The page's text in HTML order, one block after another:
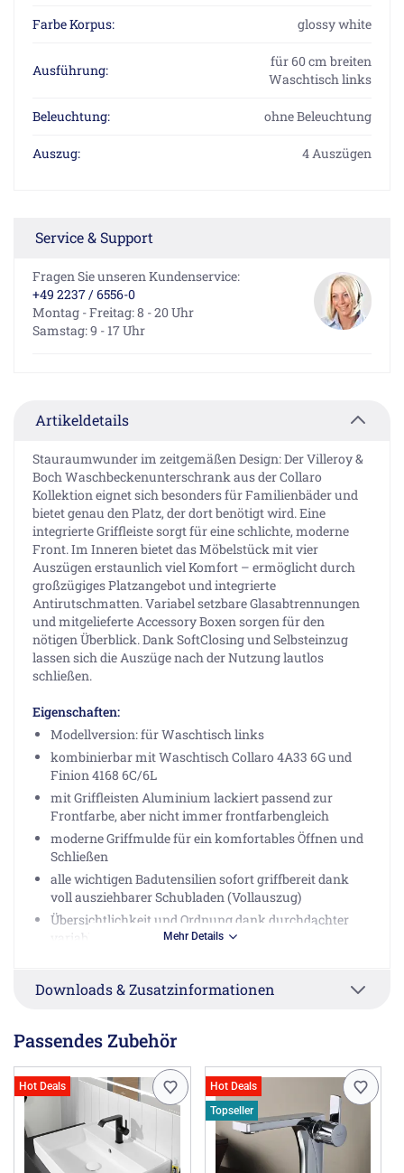
Farbe Korpus: glossy white
Ausführung:
für 60 cm breiten
Waschtisch links
Beleuchtung: ohne Beleuchtung
Auszug: 4 Auszügen
Service & Support
Fragen Sie unseren Kundenservice:
+49 2237 / 6556-0
Montag - Freitag: 8 - 20 Uhr
Samstag: 9 - 17 Uhr
Artikeldetails
Stauraumwunder im zeitgemäßen Design: Der Villeroy &
Boch Waschbeckenunterschrank aus der Collaro
Kollektion eignet sich besonders für Familienbäder und
bietet genau den Platz, der dort benötigt wird. Eine
integrierte Griffleiste sorgt für eine schlichte, moderne
Front. Im Inneren bietet das Möbelstück mit vier
Auszügen erstaunlich viel Komfort – ermöglicht durch
großzügiges Platzangebot und integrierte
Antirutschmatten. Variabel setzbare Glasabtrennungen
und mitgelieferte Accessory Boxen sorgen für den
nötigen Überblick. Dank SoftClosing und Selbsteinzug
lassen sich die Auszüge nach der Nutzung lautlos
schließen.
Eigenschaften:
Modellversion: für Waschtisch links
kombinierbar mit Waschtisch Collaro 4A33 6G und
Finion 4168 6C/6L
mit Griffleisten Aluminium lackiert passend zur
Frontfarbe, aber nicht immer frontfarbengleich
moderne Griffmulde für ein komfortables Öffnen und
Schließen
alle wichtigen Badutensilien sofort griffbereit dank
voll ausziehbarer Schubladen (Vollauszug)
Übersichtlichkeit und Ordnung dank durchdachter
variabler Inneneinteilung
lautloses und sanftes Schließen durch automatisches
Ausführung: wandhängend
Befestigungssatz wird mitgeliefert
Front und Korpus außen:
MDF mit Acrylfolie (bei glossy white und glossy grey)
MDF mehrschichtig deckend lackiert (bei black matt
lacquer)
Mehr Details
Downloads & Zusatzinformationen
Passendes Zubehör
Hot Deals
Hot Deals
Topseller